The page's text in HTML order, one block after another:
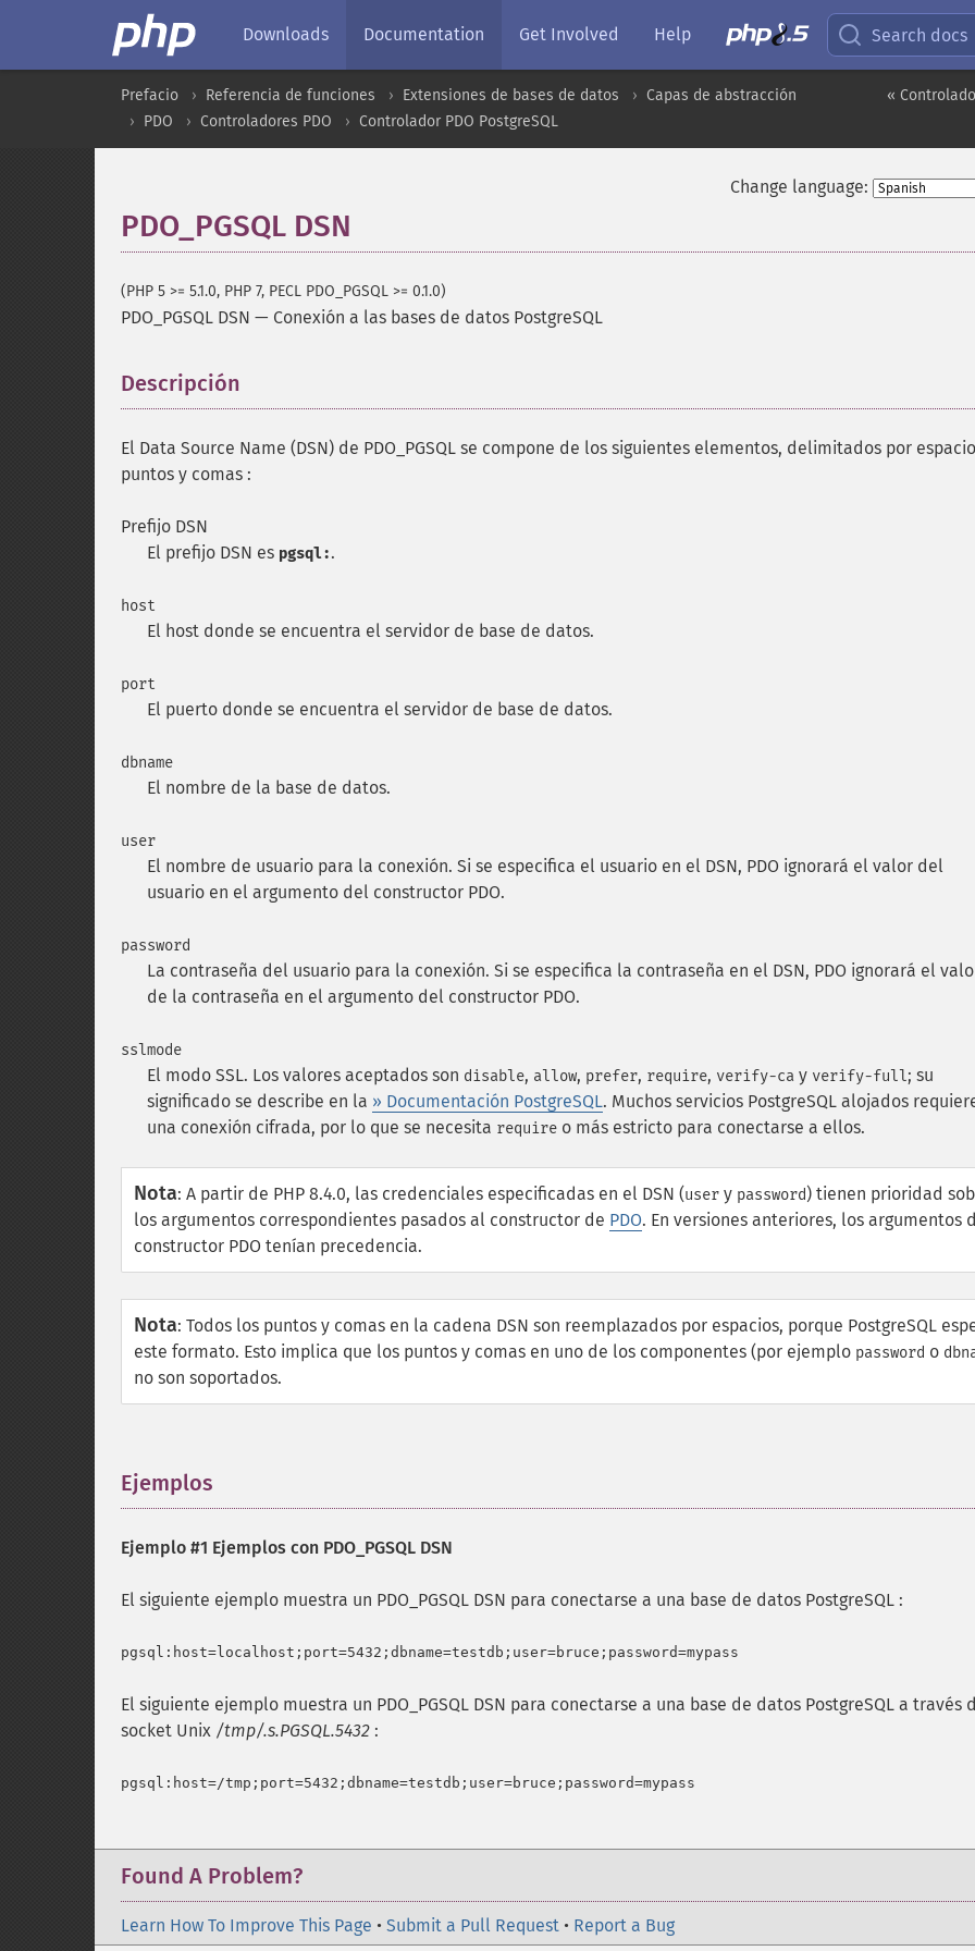
Downloads Documentation Get Involved Help Search docs
«
Prefacio Referencia de funciones Extensiones de bases de datos
Capas de abstracción
PDO
Controladores PDO Controlador PDO PostgreSQL
Change language:
PDO_PGSQL DSN
(PHP 5 >= 5.1.0, PHP 7, PECL PDO_PGSQL >= 0.1.0)
PDO_PGSQL DSN — Conexión a las bases de datos PostgreSQL
Descripción
El Data Source Name (DSN) de PDO_PGSQL se compone de los siguientes elementos, delimitados por
puntos y comas :
Prefijo DSN
El prefijo DSN es pgsql:.
host
El host donde se encuentra el servidor de base de datos.
port
El puerto donde se encuentra el servidor de base de datos.
dbname
El nombre de la base de datos.
user
El nombre de usuario para la conexión. Si se especifica el usuario en el DSN, PDO ignorará el valor del
usuario en el argumento del constructor PDO.
password
La contraseña del usuario para la conexión. Si se especifica la contraseña en el DSN, PDO ignorará el
de la contraseña en el argumento del constructor PDO.
sslmode
El modo SSL. Los valores aceptados son disable, allow, prefer, require, verify-ca y verify-full; su
significado se describe en la » Documentación PostgreSQL. Muchos servicios PostgreSQL alojados
una conexión cifrada, por lo que se necesita require o más estricto para conectarse a ellos.
Nota: A partir de PHP 8.4.0, las credenciales especificadas en el DSN (user y password) tienen prioridad
los argumentos correspondientes pasados al constructor de PDO. En versiones anteriores, los argumentos
constructor PDO tenían precedencia.
Nota: Todos los puntos y comas en la cadena DSN son reemplazados por espacios, porque PostgreSQL
este formato. Esto implica que los puntos y comas en uno de los componentes (por ejemplo password o
no son soportados.
Ejemplos
Ejemplo #1 Ejemplos con PDO_PGSQL DSN
El siguiente ejemplo muestra un PDO_PGSQL DSN para conectarse a una base de datos PostgreSQL :
El siguiente ejemplo muestra un PDO_PGSQL DSN para conectarse a una base de datos PostgreSQL a través
socket Unix /tmp/.s.PGSQL.5432 :
Found A Problem?
Learn How To Improve This Page • Submit a Pull Request • Report a Bug